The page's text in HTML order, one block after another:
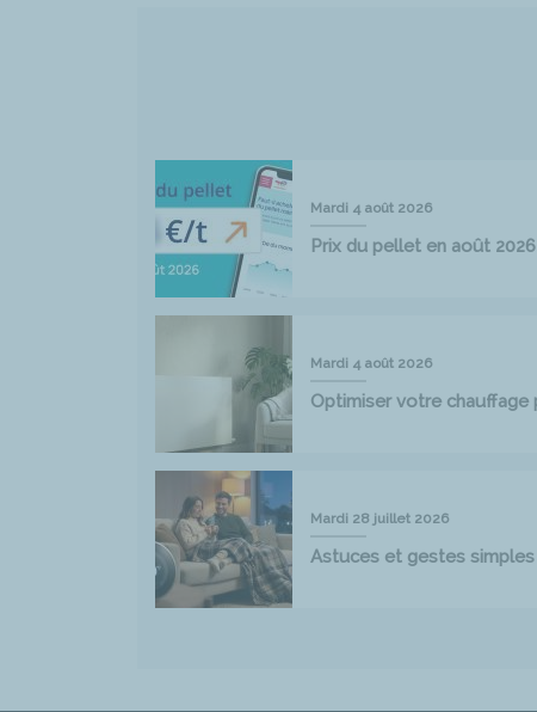
Mardi 4 août 2026
Prix du pellet en août
Mardi 4 août 2026
Optimiser votre chauffage
Mardi 28 juillet 2026
Astuces et gestes